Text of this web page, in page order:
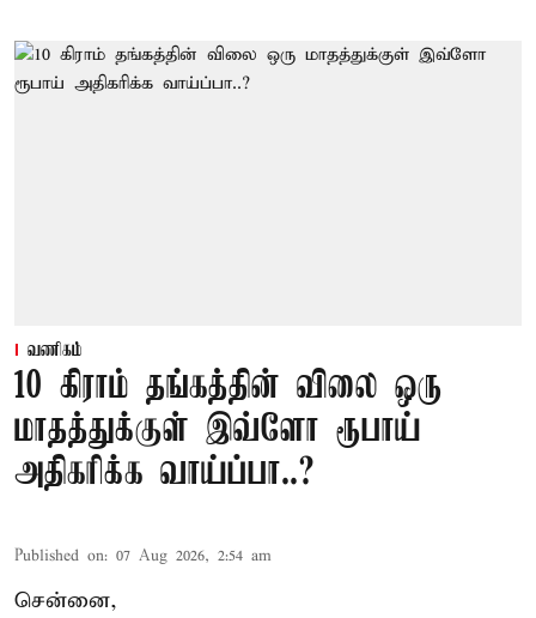
வணிகம்
10 கிராம் தங்கத்தின் விலை ஒரு
மாதத்துக்குள் இவ்ளோ ரூபாய்
அதிகரிக்க வாய்ப்பா..?
Published on: 07 Aug 2026, 2:54 am
சென்னை,